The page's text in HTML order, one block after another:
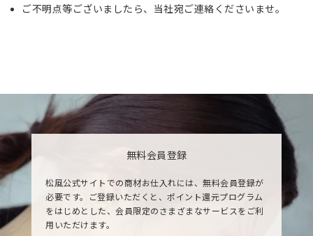
ご不明点等ございましたら、当社宛ご連絡くださいませ。
無料会員登録
松風公式サイトでの商材お仕入れには、無料会員登録が
必要です。ご登録いただくと、ポイント還元プログラム
をはじめとした、会員限定のさまざまなサービスをご利
用いただけます。